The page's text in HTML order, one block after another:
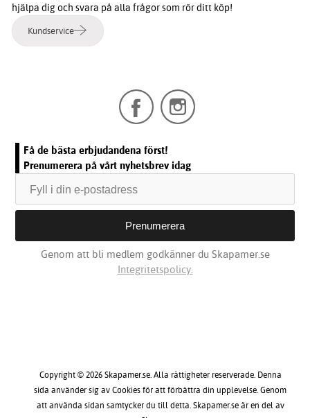
hjälpa dig och svara på alla frågor som rör ditt köp!
Kundservice
Få de bästa erbjudandena först!
Prenumerera på vårt nyhetsbrev idag
Genom att bli medlem godkänner du Skapamer.se
Integritetspolicy.
Copyright © 2026 Skapamer.se. Alla rättigheter reserverade. Denna
sida använder sig av Cookies för att förbättra din upplevelse. Genom
att använda sidan samtycker du till detta. Skapamer.se är en del av